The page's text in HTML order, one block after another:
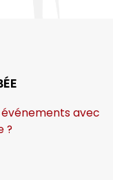
avec
?